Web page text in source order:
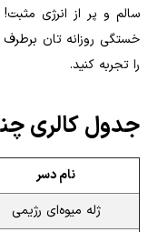
سالم و پر از انرژی
خستگی روزانه تان
را تجربه کنید.
جدول کالری
نام دسر
ژله میوه‌ای رژیمی